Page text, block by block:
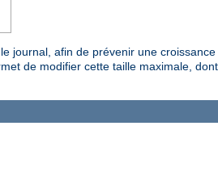
journal, afin de prévenir une
de modifier cette taille maximale,